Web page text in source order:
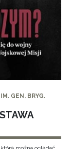
GEN. BRYG.